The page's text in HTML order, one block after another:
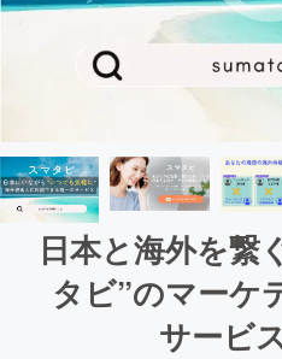
日本と海外を繋
タビ”のマーケ
サービ